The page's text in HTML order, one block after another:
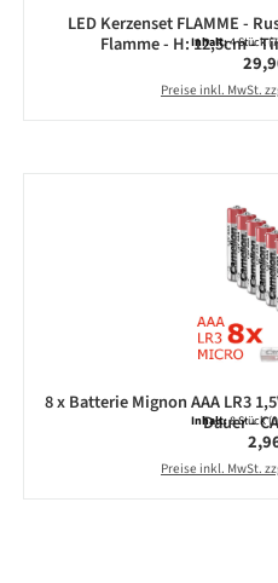
LED Kerzenset FLAMME -
Flamme - H: 12,5cm -
Inhalt:4 Stück
Preise inkl. MwSt.
8 x Batterie Mignon AAA LR3
Dauer -
Inhalt:8 Stück
Preise inkl. MwSt.